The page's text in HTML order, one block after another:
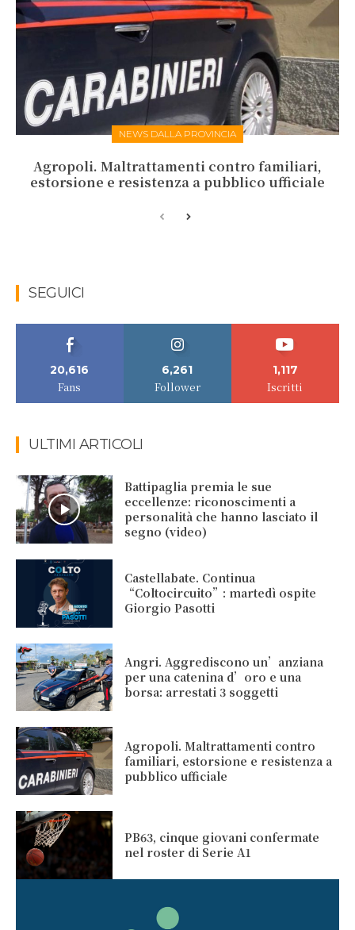
NEWS DALLA PROVINCIA
Agropoli. Maltrattamenti contro familiari,
estorsione e resistenza a pubblico ufficiale
SEGUICI
20,616
Fans
6,261
Follower
1,117
Iscritti
ULTIMI ARTICOLI
Battipaglia premia le sue
eccellenze: riconoscimenti a
personalità che hanno lasciato il
segno (video)
Castellabate. Continua
“Coltocircuito”: martedì ospite
Giorgio Pasotti
Angri. Aggrediscono un’anziana
per una catenina d’oro e una
borsa: arrestati 3 soggetti
Agropoli. Maltrattamenti contro
familiari, estorsione e resistenza a
pubblico ufficiale
PB63, cinque giovani confermate
nel roster di Serie A1